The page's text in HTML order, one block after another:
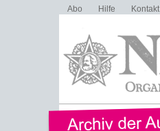
Abo Hilfe Kontakt